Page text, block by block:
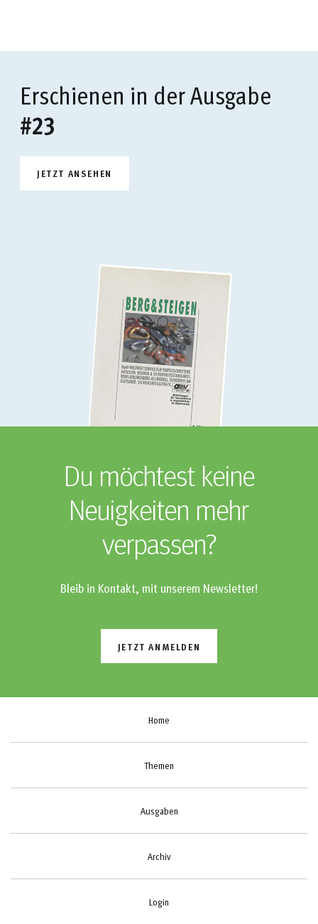
Erschienen in der Ausgabe
#23
JETZT ANSEHEN
Du möchtest keine
Neuigkeiten mehr
verpassen?
Bleib in Kontakt, mit unserem Newsletter!
JETZT ANMELDEN
Home
Themen
Ausgaben
Archiv
Login